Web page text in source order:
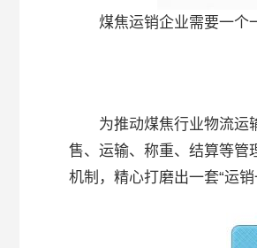
煤焦运销企业需要一个
为推动煤焦行业物流运
售、运输、称重、结算等管
机制，精心打磨出一套“运销